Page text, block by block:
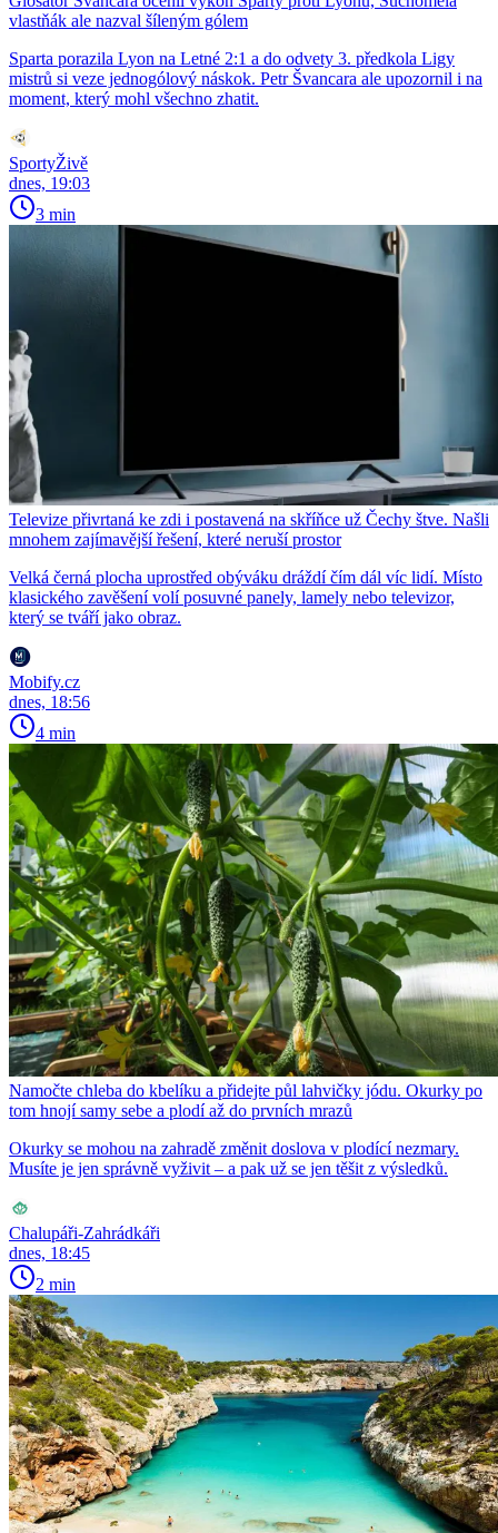
vlastňák ale nazval šíleným gólem
Sparta porazila Lyon na Letné 2:1 a do odvety 3. předkola Ligy
mistrů si veze jednogólový náskok. Petr Švancara ale upozornil i na
moment, který mohl všechno zhatit.
SportyŽivě
dnes, 19:03
3 min
Televize přivrtaná ke zdi i postavená na skříňce už Čechy štve. Našli
mnohem zajímavější řešení, které neruší prostor
Velká černá plocha uprostřed obýváku dráždí čím dál víc lidí. Místo
klasického zavěšení volí posuvné panely, lamely nebo televizor,
který se tváří jako obraz.
Mobify.cz
dnes, 18:56
4 min
Namočte chleba do kbelíku a přidejte půl lahvičky jódu. Okurky po
tom hnojí samy sebe a plodí až do prvních mrazů
Okurky se mohou na zahradě změnit doslova v plodící nezmary.
Musíte je jen správně vyživit – a pak už se jen těšit z výsledků.
Chalupáři-Zahrádkáři
dnes, 18:45
2 min